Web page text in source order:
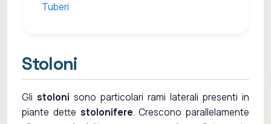
Tuberi
Stoloni
Gli stoloni sono particolari rami laterali presenti in
piante dette stolonifere. Crescono parallelamente